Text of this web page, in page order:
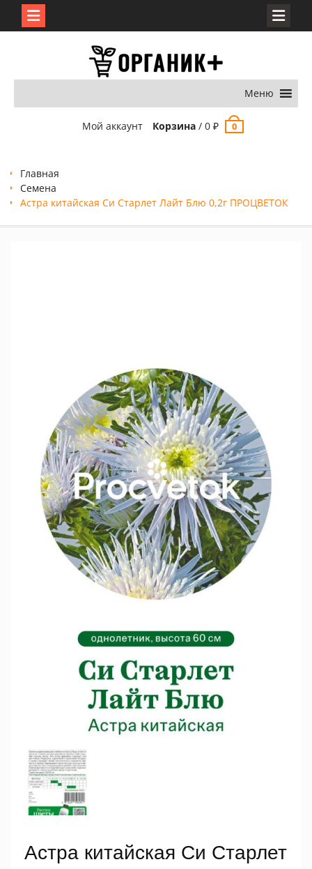
Меню
Мой аккаунт Корзина/ 0 ₽ 0
Главная
Семена
Астра китайская Си Старлет Лайт Блю 0,2г ПРОЦВЕТОК
Астра китайская Си Старлет